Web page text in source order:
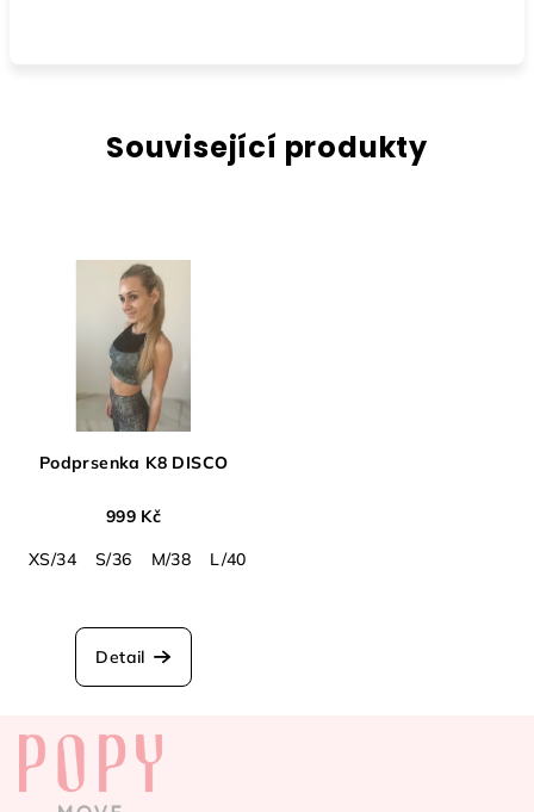
Související produkty
Podprsenka K8 DISCO
999 Kč
XS/34
S/36 M/38 L/40
Detail